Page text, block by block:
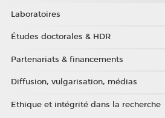
Laboratoires
Études doctorales & HDR
Partenariats & financements
Diffusion, vulgarisation, médias
Ethique et intégrité dans la recherche